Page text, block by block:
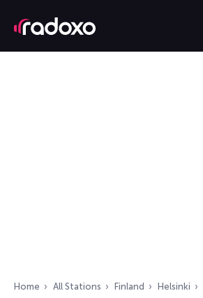
Home All Stations Finland Helsinki